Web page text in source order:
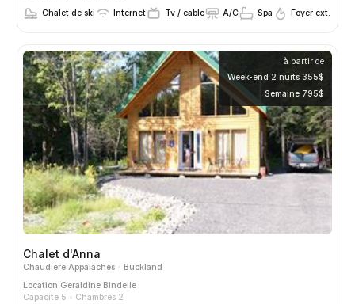
Chalet de ski
Internet Tv / cable A/C Spa Foyer ext.
à partir de
Week-end 2 nuits 355$
Semaine 795$
Chalet d'Anna
Chaudière Appalaches
Buckland
Location Geraldine Bindelle
Capacité 5
Chambres 2